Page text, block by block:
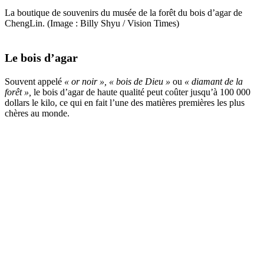
La boutique de souvenirs du musée de la forêt du bois d’agar de
ChengLin. (Image : Billy Shyu / Vision Times)
Le bois d’agar
Souvent appelé « or noir », « bois de Dieu » ou « diamant de la
forêt », le bois d’agar de haute qualité peut coûter jusqu’à 100 000
dollars le kilo, ce qui en fait l’une des matières premières les plus
chères au monde.